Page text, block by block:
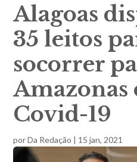
Alagoas
35 leitos
socorrer
Amazonas
Covid-19
porDa Redação | 15 jan, 2021